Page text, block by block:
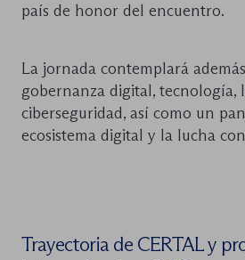
país de honor del encuentro.
La jornada contemplará
gobernanza digital, tecnología,
ciberseguridad, así como un
ecosistema digital y la lucha
Trayectoria de CERTAL y